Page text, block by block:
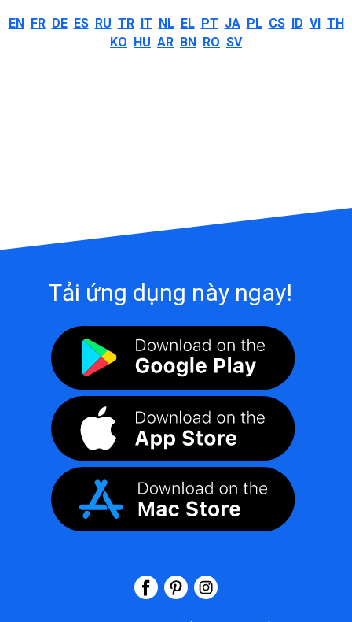
EN FR DE ES RU TR IT NL EL PT JA PL CS ID VI TH
KO HU AR BN RO SV
Tải ứng dụng này ngay!